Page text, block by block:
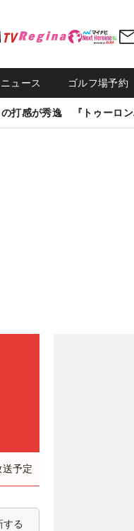
ュース ゴルフ場予約
打感が秀逸 『トゥーロン
予定
する